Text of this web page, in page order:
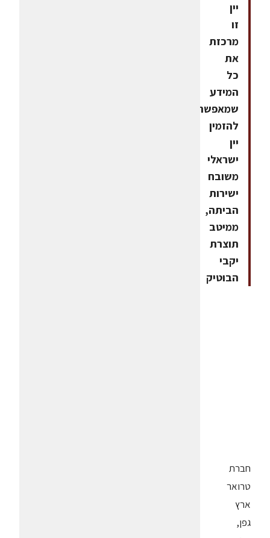
יין
זו
מרכזת
את
כל
המידע
שמאפשר
להזמין
יין
ישראלי
משובח
ישירות
הביתה,
ממיטב
תוצרת
יקבי
הבוטיק
חברת
טרואר
ארץ
גפן,